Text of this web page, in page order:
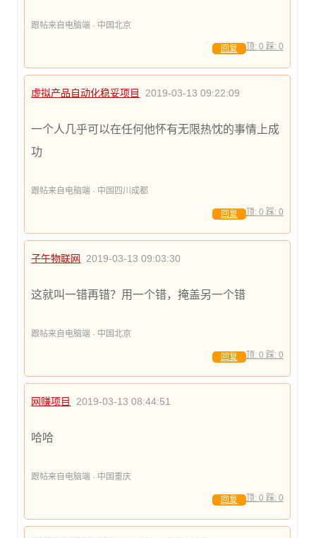
跟帖来自电脑端 · 中国北京
顶: 0 踩: 0
回复
虚拟产品自动化稳妥项目 2019-03-13 09:22:09
一个人几乎可以在任何他怀有无限热忱的事情上成
功
跟帖来自电脑端 · 中国四川成都
顶: 0 踩: 0
回复
子午物联网 2019-03-13 09:03:30
这就叫一错再错？用一个错，掩盖另一个错
跟帖来自电脑端 · 中国北京
顶: 0 踩: 0
回复
网赚项目 2019-03-13 08:44:51
哈哈
跟帖来自电脑端 · 中国重庆
顶: 0 踩: 0
回复